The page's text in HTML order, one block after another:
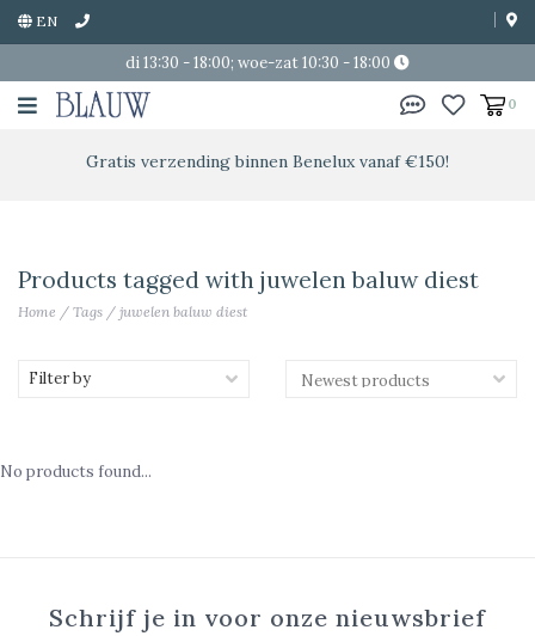
EN
di 13:30 - 18:00; woe-zat 10:30 - 18:00
0
Gratis verzending binnen Benelux vanaf €150!
Products tagged with juwelen baluw diest
Home / Tags / juwelen baluw diest
Filter by
No products found...
Schrijf je in voor onze nieuwsbrief